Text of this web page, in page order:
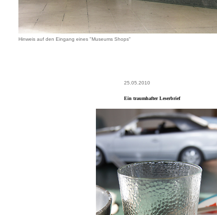
Hinweis auf den Eingang eines "Museums Shops"
25.05.2010
Ein traumhafter Leserbrief